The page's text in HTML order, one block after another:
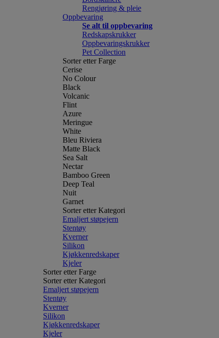
Rengjøring & pleie
Oppbevaring
Se alt til oppbevaring
Redskapskrukker
Oppbevaringskrukker
Pet Collection
Sorter etter Farge
Cerise
No Colour
Black
Volcanic
Flint
Azure
Meringue
White
Bleu Riviera
Matte Black
Sea Salt
Nectar
Bamboo Green
Deep Teal
Nuit
Garnet
Sorter etter Kategori
Emaljert støpejern
Stentøy
Kverner
Silikon
Kjøkkenredskaper
Kjeler
Sorter etter Farge
Sorter etter Kategori
Emaljert støpejern
Stentøy
Kverner
Silikon
Kjøkkenredskaper
Kjeler